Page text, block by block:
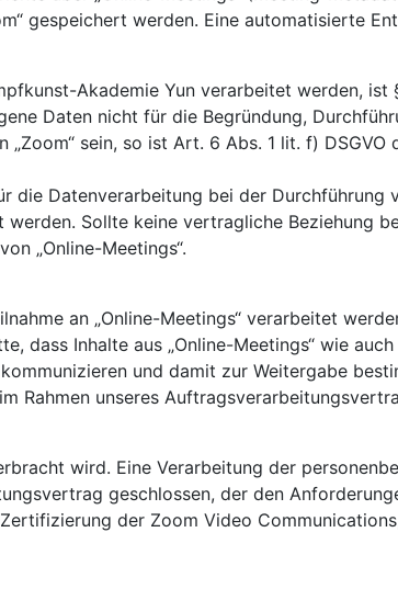
gespeichert werden. Eine automatisierte
Akademie Yun verarbeitet werden,
Daten nicht für die Begründung,
sein, so ist Art. 6 Abs. 1 lit. f)
die Datenverarbeitung bei der Durchführung
Sollte keine vertragliche Beziehung
„Online-Meetings“.
an „Online-Meetings“ verarbeitet
dass Inhalte aus „Online-Meetings“ wie
und damit zur Weitergabe
Rahmen unseres
wird. Eine Verarbeitung der
geschlossen, der den
der Zoom Video